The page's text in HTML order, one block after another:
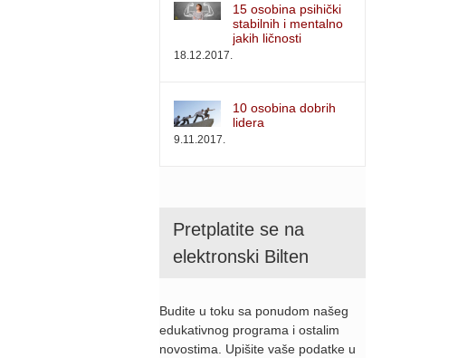
15 osobina psihički
stabilnih i mentalno
jakih ličnosti
18.12.2017.
10 osobina dobrih
lidera
9.11.2017.
Pretplatite se na
elektronski Bilten
Budite u toku sa ponudom našeg
edukativnog programa i ostalim
novostima. Upišite vaše podatke u